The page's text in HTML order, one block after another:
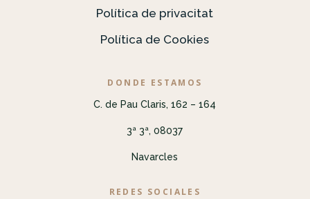
Política de privacitat
Política de Cookies
DONDE ESTAMOS
C. de Pau Claris, 162 – 164
3ª 3ª, 08037
Navarcles
REDES SOCIALES